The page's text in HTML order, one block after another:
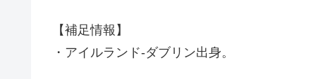
【補足情報】
・アイルランド-ダブリン出身。